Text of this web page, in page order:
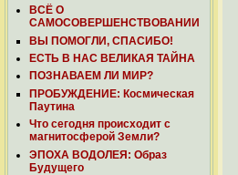
ВСЁ О
САМОСОВЕРШЕНСТВОВАНИИ
ВЫ ПОМОГЛИ, СПАСИБО!
ЕСТЬ В НАС ВЕЛИКАЯ ТАЙНА
ПОЗНАВАЕМ ЛИ МИР?
ПРОБУЖДЕНИЕ: Космическая
Паутина
Что сегодня происходит с
магнитосферой Земли?
ЭПОХА ВОДОЛЕЯ: Образ
Будущего